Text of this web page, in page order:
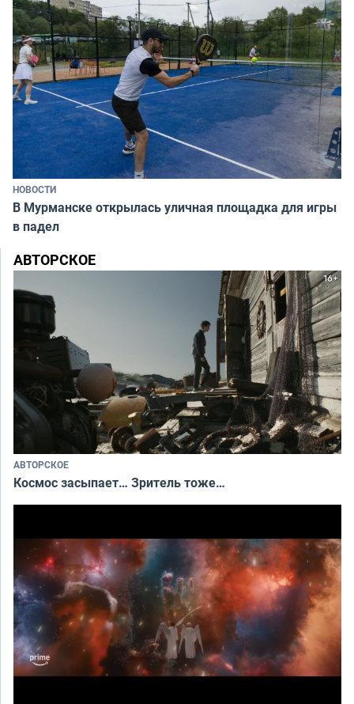
НОВОСТИ
В Мурманске открылась уличная площадка для игры
в падел
АВТОРСКОЕ
АВТОРСКОЕ
Космос засыпает… Зритель тоже…